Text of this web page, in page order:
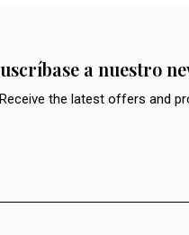
a nuestro
Receive the latest offers and